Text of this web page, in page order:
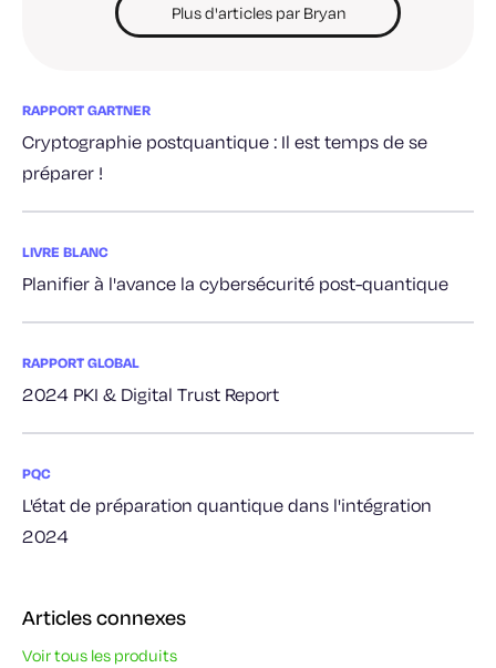
Plus d'articles par Bryan
RAPPORT GARTNER
Cryptographie postquantique : Il est temps de se
préparer !
LIVRE BLANC
Planifier à l'avance la cybersécurité post-quantique
RAPPORT GLOBAL
2024 PKI & Digital Trust Report
PQC
L'état de préparation quantique dans l'intégration
2024
Articles connexes
Voir tous les produits